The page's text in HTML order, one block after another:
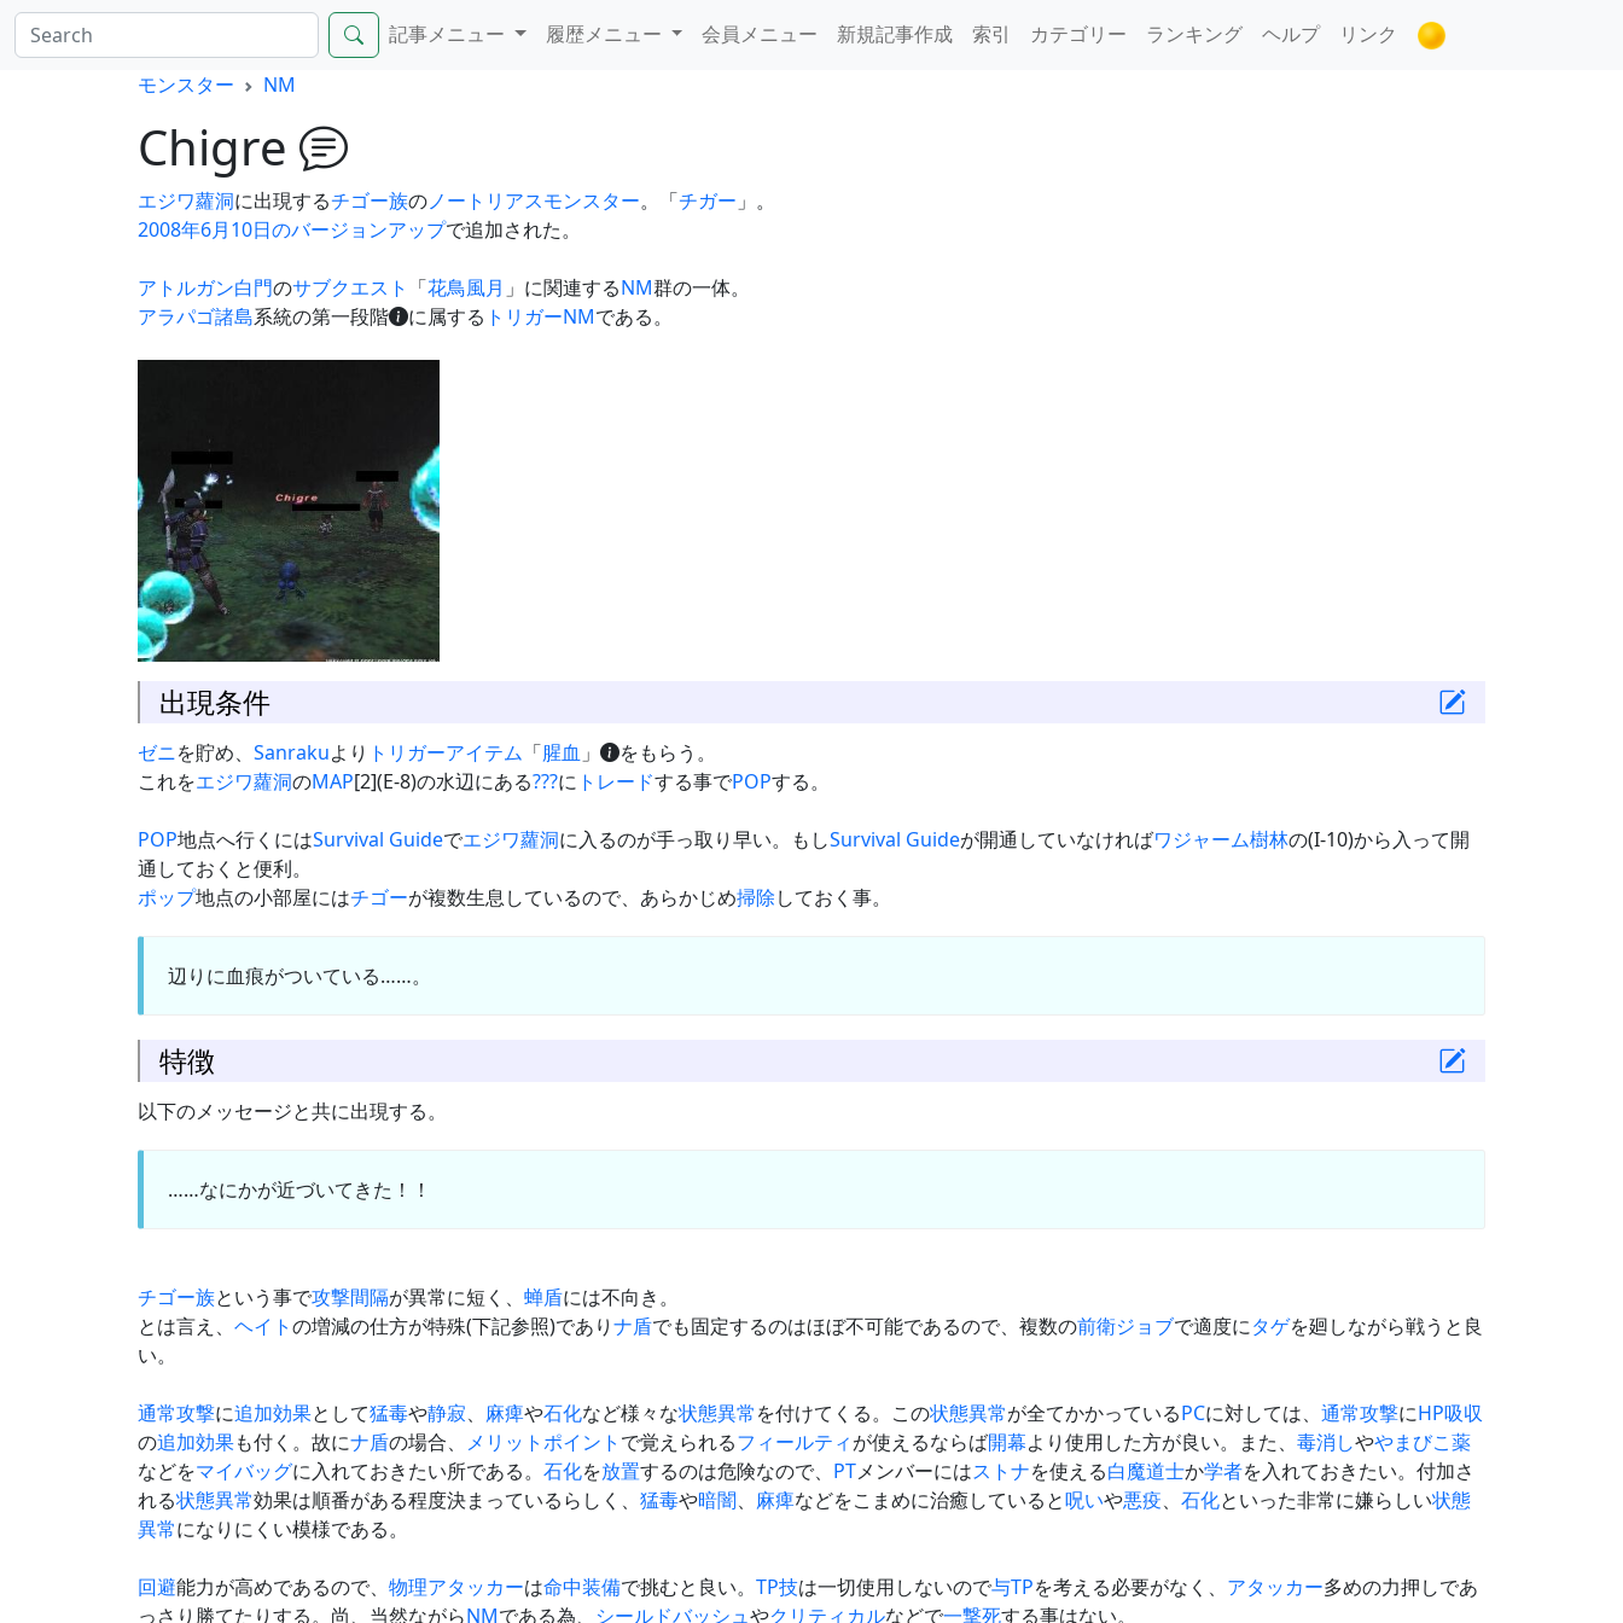
記事メニュー 履歴メニュー 会員メニュー 新規記事作成 索引 カテゴリー ランキング ヘルプ
リンク
モンスター
NM
Chigre
エジワ蘿洞に出現するチゴー族のノートリアスモンスター。「チガー 」。
2008年6月10日のバージョンアップで追加された。
アトルガン白門のサブクエスト 「花鳥風月 」に関連するNM群の一体。
アラパゴ諸島系統の第一段階 に属する トリガーNMである。
出現条件
ゼニを貯め、 Sanrakuより トリガーアイテム 「腥血 」
をもらう。
これをエジワ蘿洞のMAP[2](E-8)の水辺にある???に トレードする事でPOPする。
POP地点へ行くにはSurvival Guideでエジワ蘿洞に入るのが手っ取り早い。もしSurvival Guideが開通していなければワジャーム樹林の(I-10)から入って開
通しておくと便利。
ポップ地点の小部屋にはチゴーが複数生息しているので、あらかじめ掃除しておく事。
辺りに血痕がついている……。
特徴
以下のメッセージと共に出現する。
……なにかが近づいてきた！！
チゴー族という事で攻撃間隔が異常に短く、 蝉盾には不向き。
とは言え、 ヘイトの増減の仕方が特殊(下記参照)でありナ盾でも固定するのはほぼ不可能であるので、複数の前衛ジョブで適度にタゲを廻しながら戦うと良
い。
通常攻撃に追加効果として猛毒や静寂、 麻痺や石化など様々な状態異常を付けてくる。この状態異常が全てかかっているPCに対しては、 通常攻撃にHP吸収
の追加効果も付く。故にナ盾の場合、 メリットポイント で覚えられるフィールティが使えるならば開幕より使用した方が良い。また、 毒消しややまびこ薬
などをマイバッグに入れておきたい所である。 石化を放置するのは危険なので、 PTメンバーにはストナを使える白魔道士か学者を入れておきたい。付加さ
れる状態異常効果は順番がある程度決まっているらしく、 猛毒や暗闇、 麻痺などをこまめに治癒していると呪いや悪疫、 石化といった非常に嫌らしい状態
異常になりにくい模様である。
回避能力が高めであるので、 物理アタッカーは命中装備で挑むと良い。 TP技は一切使用しないので与TPを考える必要がなく、 アタッカー多めの力押しであ
っさり勝てたりする。尚、当然ながらNMである為、 シールドバッシュやクリティカルなどで一撃死する事はない。